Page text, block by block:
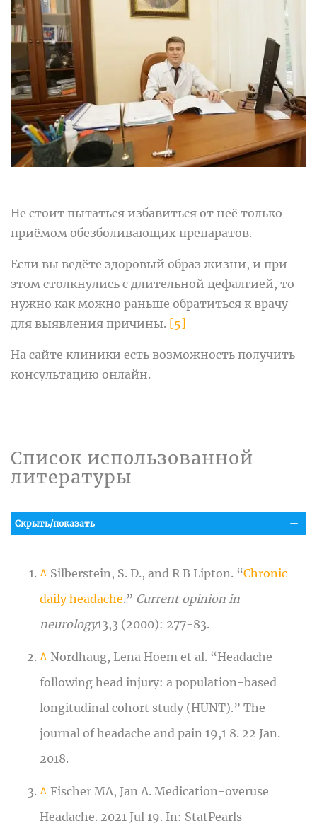
Не стоит пытаться избавиться от неё только
приёмом обезболивающих препаратов.
Если вы ведёте здоровый образ жизни, и при
этом столкнулись с длительной цефалгией, то
нужно как можно раньше обратиться к врачу
для выявления причины. [5]
На сайте клиники есть возможность получить
консультацию онлайн.
Список использованной
литературы
Скрыть/показать
^ Silberstein, S. D., and R B Lipton. “Chronic
daily headache.” Current opinion in
neurology13,3 (2000): 277-83.
^ Nordhaug, Lena Hoem et al. “Headache
following head injury: a population-based
longitudinal cohort study (HUNT).” The
journal of headache and pain 19,1 8. 22 Jan.
2018.
^ Fischer MA, Jan A. Medication-overuse
Headache. 2021 Jul 19. In: StatPearls